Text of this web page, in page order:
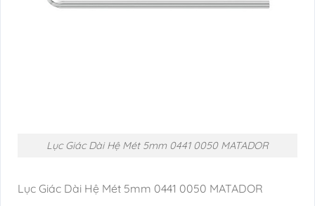
Lục Giác Dài Hệ Mét 5mm 0441 0050 MATADOR
Lục Giác Dài Hệ Mét 5mm 0441 0050 MATADOR